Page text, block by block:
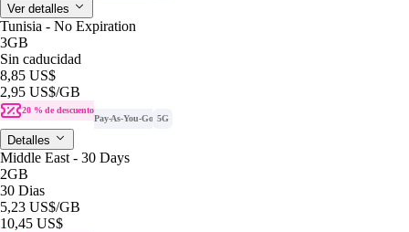
Ver detalles
Tunisia - No Expiration
3GB
Sin caducidad
8,85 US$
2,95 US$/GB
20 % de descuento
Pay-As-You-Go 5G
Detalles
Middle East - 30 Days
2GB
30 Dias
5,23 US$/GB
10,45 US$